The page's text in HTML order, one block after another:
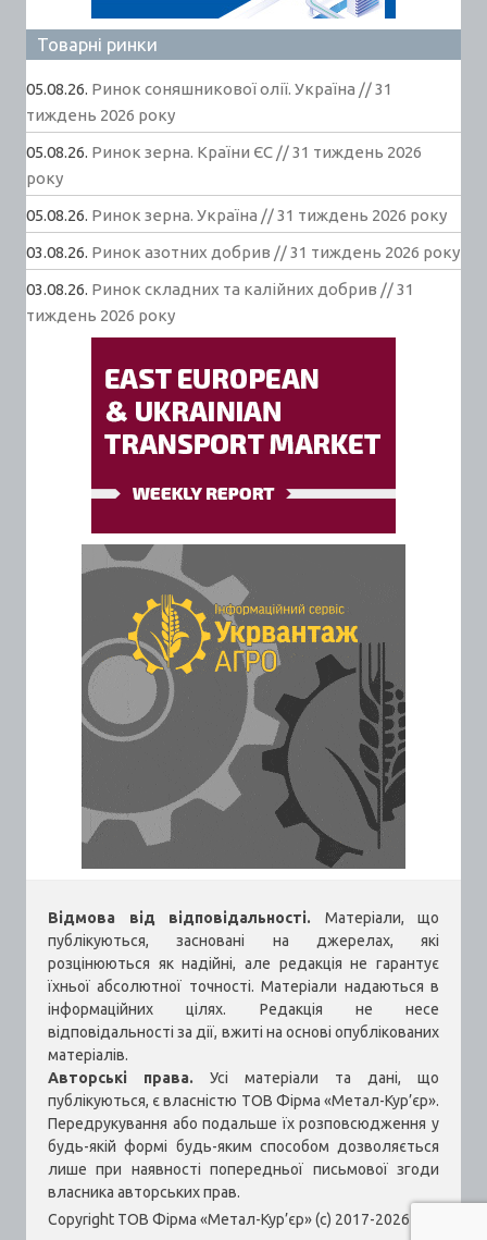
Товарні ринки
05.08.26. Ринок соняшникової олії. Україна // 31
тиждень 2026 року
05.08.26. Ринок зерна. Країни ЄС // 31 тиждень 2026
року
05.08.26. Ринок зерна. Україна // 31 тиждень 2026 року
03.08.26. Ринок азотних добрив // 31 тиждень 2026 року
03.08.26. Ринок складних та калійних добрив // 31
тиждень 2026 року
Відмова від відповідальності. Матеріали, що
публікуються, засновані на джерелах, які
розцінюються як надійні, але редакція не гарантує
їхньої абсолютної точності. Матеріали надаються в
інформаційних цілях. Редакція не несе
відповідальності за дії, вжиті на основі опублікованих
матеріалів.
Авторські права. Усі матеріали та дані, що
публікуються, є власністю ТОВ Фірма «Метал-Кур’єр».
Передрукування або подальше їх розповсюдження у
будь-якій формі будь-яким способом дозволяється
лише при наявності попередньої письмової згоди
власника авторських прав.
Copyright ТОВ Фірма «Метал-Кур’єр» (c) 2017-2026